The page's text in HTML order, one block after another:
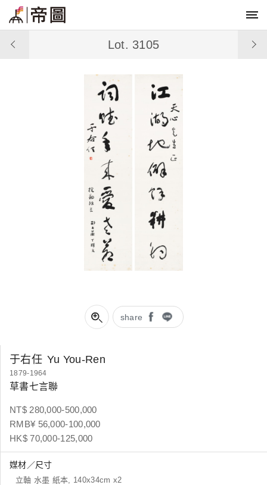
share
Lot. 3105
于右任 Yu You-Ren
1879-1964
草書七言聯
NT$ 280,000-500,000
RMB¥ 56,000-100,000
HK$ 70,000-125,000
媒材／尺寸
立軸 水墨 紙本, 140x34cm x2